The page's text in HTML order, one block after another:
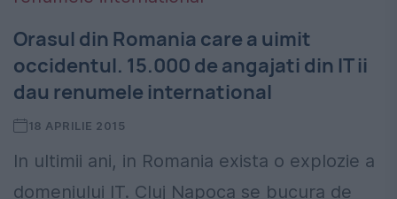
Orasul din Romania care a uimit
occidentul. 15.000 de angajati din IT ii
dau renumele international
18 APRILIE 2015
In ultimii ani, in Romania exista o explozie a
domeniului IT. Cluj Napoca se bucura de